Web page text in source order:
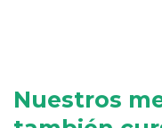
Nuestros